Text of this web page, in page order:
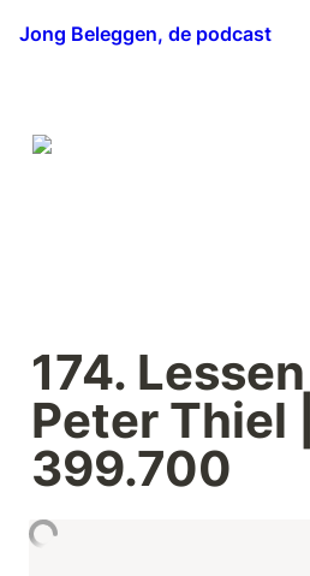
Jong Beleggen, de podcast
174.
Peter Thiel
399.700